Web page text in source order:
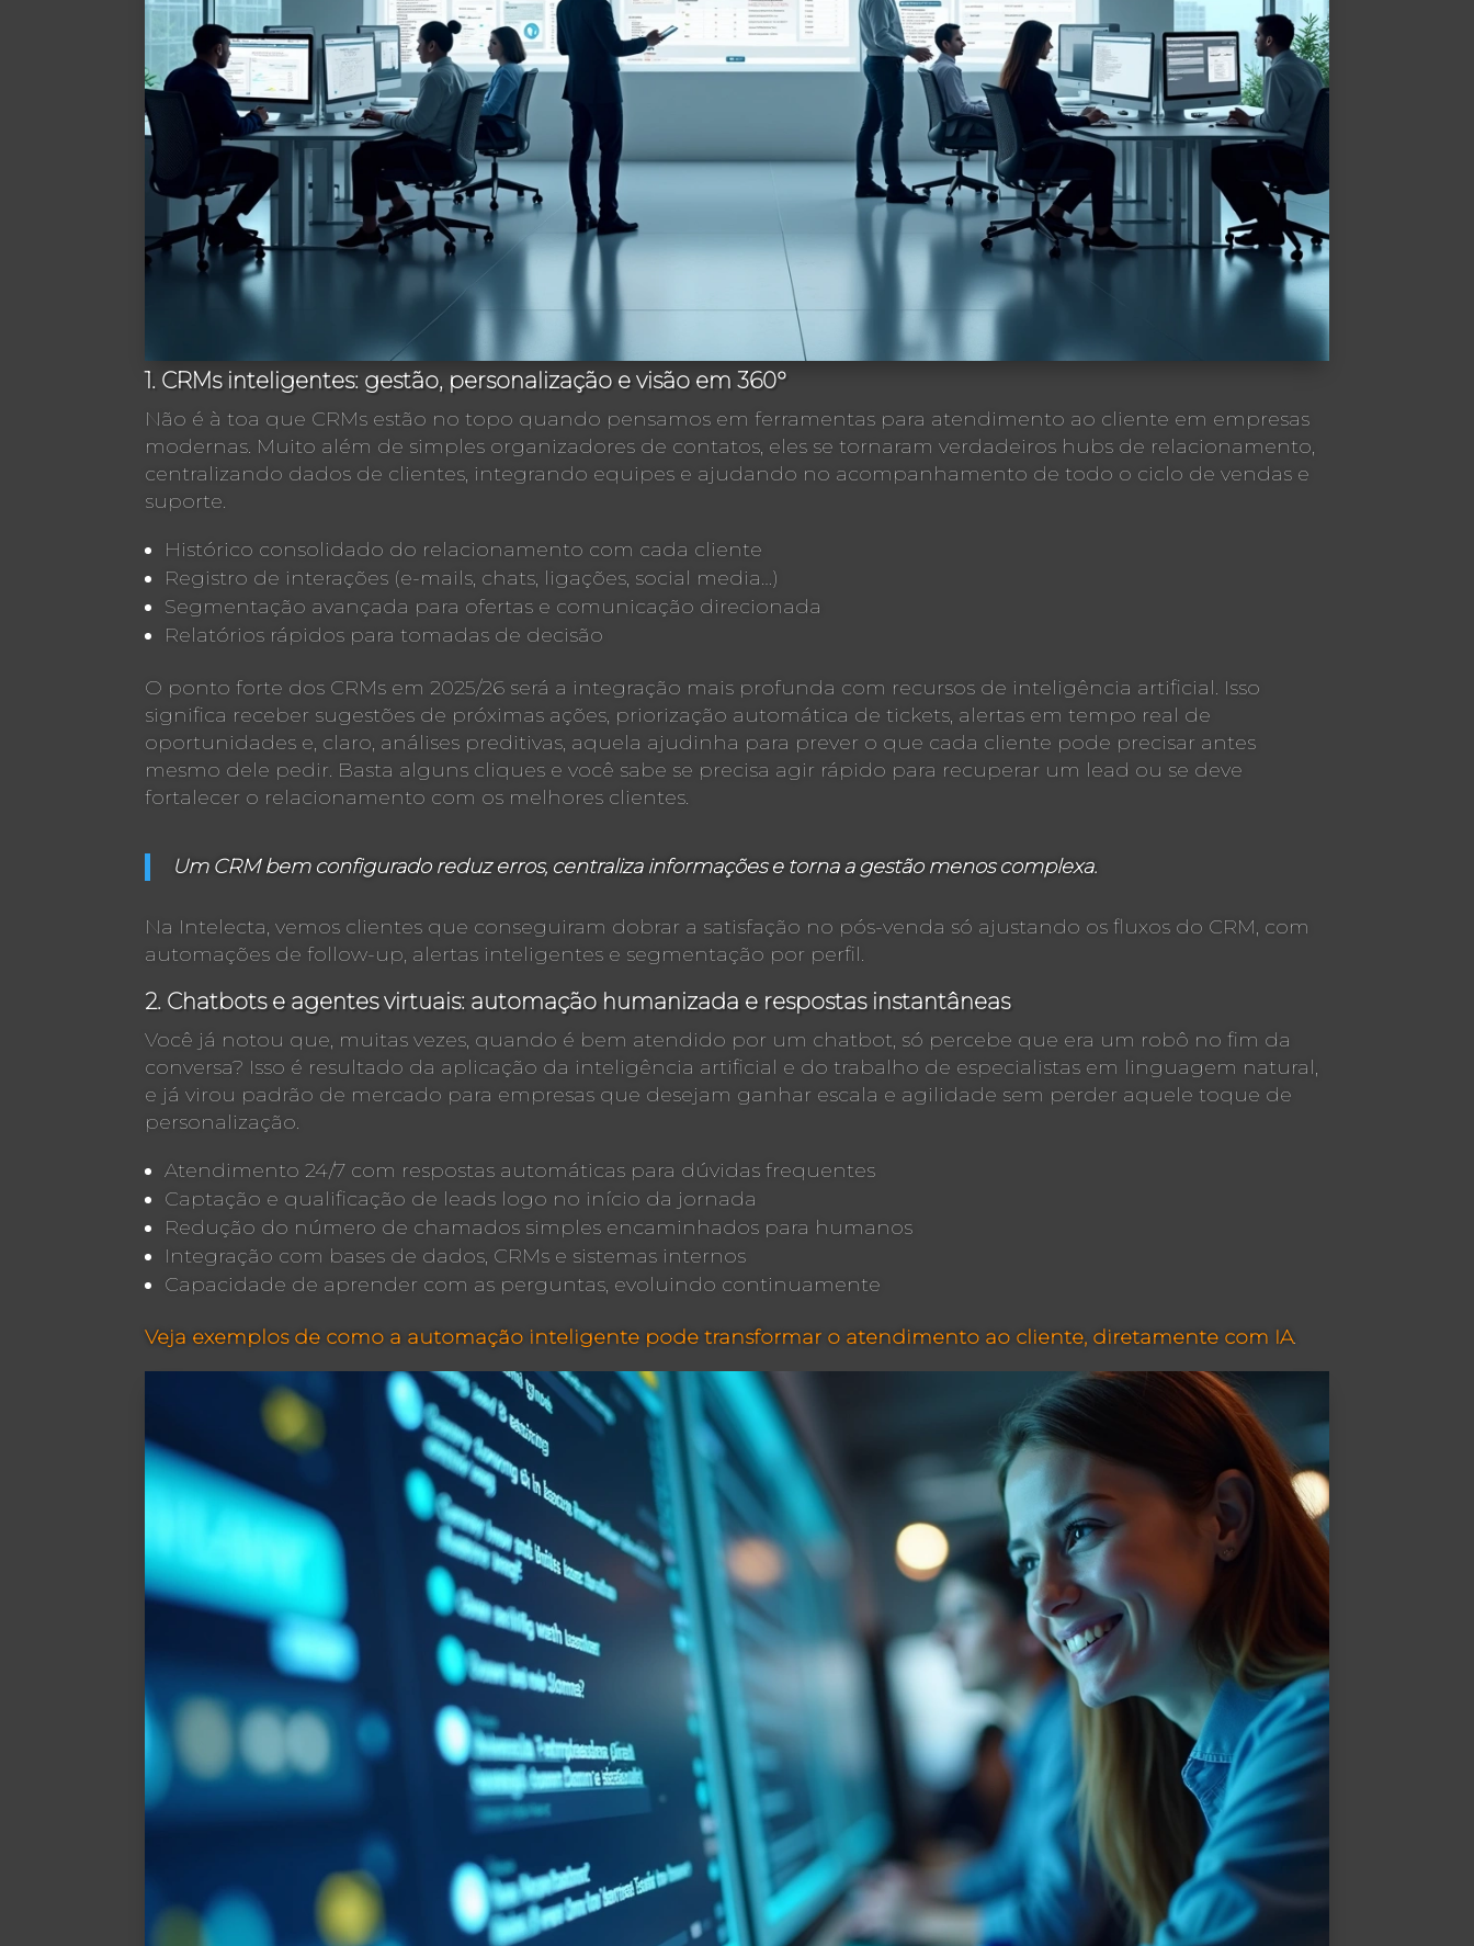
1. CRMs inteligentes: gestão, personalização e visão em 360°
Não é à toa que CRMs estão no topo quando pensamos em ferramentas para atendimento ao cliente em empresas
modernas. Muito além de simples organizadores de contatos, eles se tornaram verdadeiros hubs de relacionamento,
centralizando dados de clientes, integrando equipes e ajudando no acompanhamento de todo o ciclo de vendas e
suporte.
Histórico consolidado do relacionamento com cada cliente
Registro de interações (e-mails, chats, ligações, social media…)
Segmentação avançada para ofertas e comunicação direcionada
Relatórios rápidos para tomadas de decisão
O ponto forte dos CRMs em 2025/26 será a integração mais profunda com recursos de inteligência artificial. Isso
significa receber sugestões de próximas ações, priorização automática de tickets, alertas em tempo real de
oportunidades e, claro, análises preditivas, aquela ajudinha para prever o que cada cliente pode precisar antes
mesmo dele pedir. Basta alguns cliques e você sabe se precisa agir rápido para recuperar um lead ou se deve
fortalecer o relacionamento com os melhores clientes.
Um CRM bem configurado reduz erros, centraliza informações e torna a gestão menos complexa.
Na Intelecta, vemos clientes que conseguiram dobrar a satisfação no pós-venda só ajustando os fluxos do CRM, com
automações de follow-up, alertas inteligentes e segmentação por perfil.
2. Chatbots e agentes virtuais: automação humanizada e respostas instantâneas
Você já notou que, muitas vezes, quando é bem atendido por um chatbot, só percebe que era um robô no fim da
conversa? Isso é resultado da aplicação da inteligência artificial e do trabalho de especialistas em linguagem natural,
e já virou padrão de mercado para empresas que desejam ganhar escala e agilidade sem perder aquele toque de
personalização.
Atendimento 24/7 com respostas automáticas para dúvidas frequentes
Captação e qualificação de leads logo no início da jornada
Redução do número de chamados simples encaminhados para humanos
Integração com bases de dados, CRMs e sistemas internos
Capacidade de aprender com as perguntas, evoluindo continuamente
Veja exemplos de como a automação inteligente pode transformar o atendimento ao cliente, diretamente com IA.